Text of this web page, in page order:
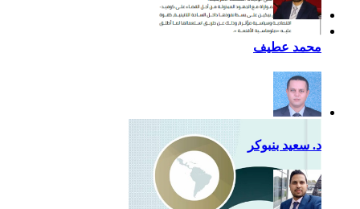
إضافية لدعم القوة الناعمة
للصين في أمريكا اللاتينية
محمد عطيف
د. سعيد بنبوكر